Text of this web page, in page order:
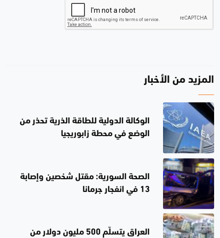
المزيد من الأخبار
الوكالة الدولية للطاقة الذرية تحذر من
الوضع في محطة زابوريجيا
الصحة السورية: مقتل شخصين وإصابة
13 في انفجار جرمانا
العراق يتسلّم 500 مليون دولار من